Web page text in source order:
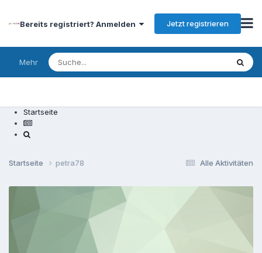
Bereits registriert? Anmelden Jetzt registrieren
Mehr
Startseite
Alle Aktivitäten
Startseite petra78